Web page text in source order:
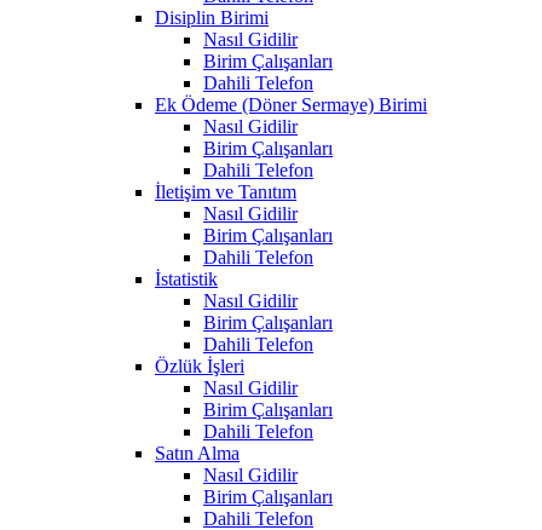
Disiplin Birimi
Nasıl Gidilir
Birim Çalışanları
Dahili Telefon
Ek Ödeme (Döner Sermaye) Birimi
Nasıl Gidilir
Birim Çalışanları
Dahili Telefon
İletişim ve Tanıtım
Nasıl Gidilir
Birim Çalışanları
Dahili Telefon
İstatistik
Nasıl Gidilir
Birim Çalışanları
Dahili Telefon
Özlük İşleri
Nasıl Gidilir
Birim Çalışanları
Dahili Telefon
Satın Alma
Nasıl Gidilir
Birim Çalışanları
Dahili Telefon